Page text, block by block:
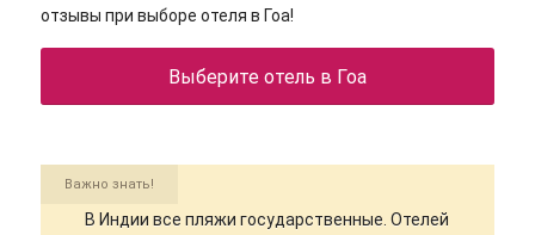
отзывы при выборе отеля в Гоа!
Выберите отель в Гоа
Важно знать!
В Индии все пляжи государственные. Отелей